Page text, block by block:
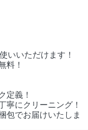
いいただけます！
料！
定義！
寧にクリーニング！
包でお届けいたしま